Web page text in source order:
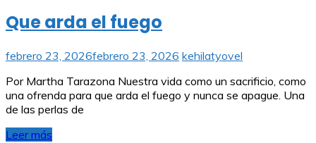
Que arda el fuego
febrero 23, 2026febrero 23, 2026 kehilatyovel
Por Martha Tarazona Nuestra vida como un sacrificio, como
una ofrenda para que arda el fuego y nunca se apague. Una
de las perlas de
Leer más